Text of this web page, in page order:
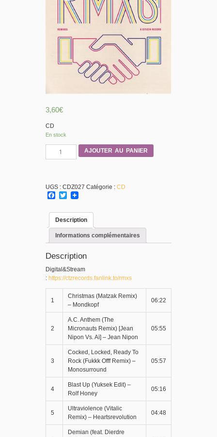
3,60€
CD
En stock
Compilation
AJOUTER AU PANIER
UGS : CDZ027 Catégorie : CD
Facebook
Twitter
Description
Informations complémentaires
Description
Digital&Stream
: https://ctzrecords.fanlink.to/rmxs
1
Christmas (Matzak Remix)
– Mondkopf
06:22
2
A.C. Anthem (The
Micronauts Remix) [Jean
Nipon Vs. Aï] – Jean Nipon
05:55
3
Cocked, Locked, Ready To
Rock (Fukkk Offf Remix) –
Monosurround
05:57
4
Blast Up (Yuksek Edit) –
Rolf Honey
05:16
5
Ultraviolence (Vitalic
Remix) – Heartsrevolution
04:48
Demian (feat. Dierdre